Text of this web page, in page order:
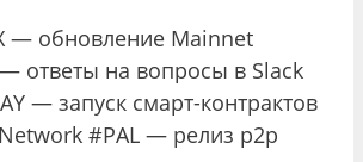
— обновление Mainnet
— ответы на вопросы в Slack
— запуск смарт-контрактов
#PAL — релиз p2p